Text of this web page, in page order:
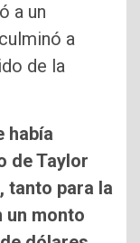
a un
a
de la
había
de Taylor
tanto para la
un monto